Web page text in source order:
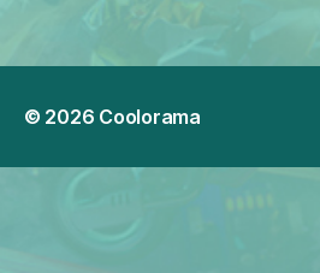
© 2026 Coolorama